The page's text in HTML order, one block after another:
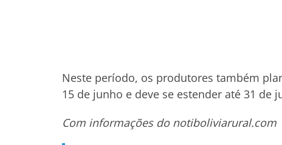
Neste período, os produtores também
15 de junho e deve se estender até 31 de
Com informações do notiboliviarural.com